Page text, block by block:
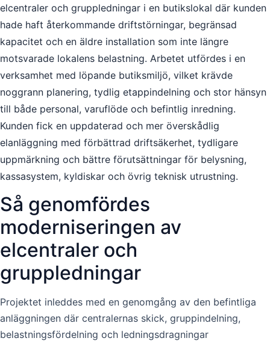
elcentraler och gruppledningar i en butikslokal där kunden
hade haft återkommande driftstörningar, begränsad
kapacitet och en äldre installation som inte längre
motsvarade lokalens belastning. Arbetet utfördes i en
verksamhet med löpande butiksmiljö, vilket krävde
noggrann planering, tydlig etappindelning och stor hänsyn
till både personal, varuflöde och befintlig inredning.
Kunden fick en uppdaterad och mer överskådlig
elanläggning med förbättrad driftsäkerhet, tydligare
uppmärkning och bättre förutsättningar för belysning,
kassasystem, kyldiskar och övrig teknisk utrustning.
Så genomfördes
moderniseringen av
elcentraler och
gruppledningar
Projektet inleddes med en genomgång av den befintliga
anläggningen där centralernas skick, gruppindelning,
belastningsfördelning och ledningsdragningar